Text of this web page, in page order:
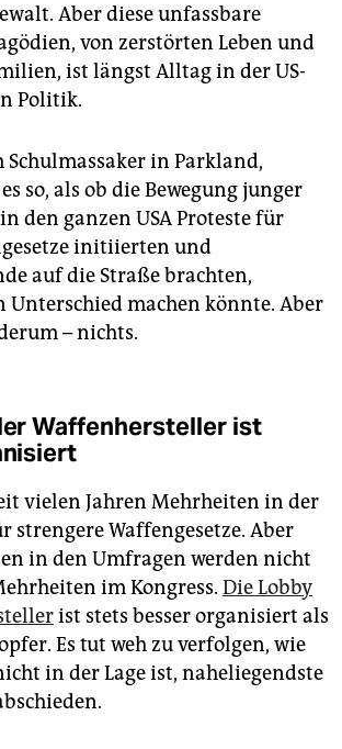
Aber diese unfassbare
von zerstörten Leben und
ist längst Alltag in der US-
Politik.
Schulmassaker in Parkland,
so, als ob die Bewegung junger
den ganzen USA Proteste für
initiierten und
auf die Straße brachten,
machen könnte. Aber
– nichts.
Waffenhersteller ist
vielen Jahren Mehrheiten in der
strengere Waffengesetze. Aber
in den Umfragen werden nicht
im Kongress. Die Lobby
ist stets besser organisiert als
Es tut weh zu verfolgen, wie
in der Lage ist, naheliegendste